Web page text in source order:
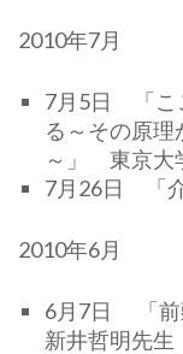
2010年7月
7月5日 「こ
る～その原
～」 東京大
7月26日 「
2010年6月
6月7日 「前
新井哲明先生